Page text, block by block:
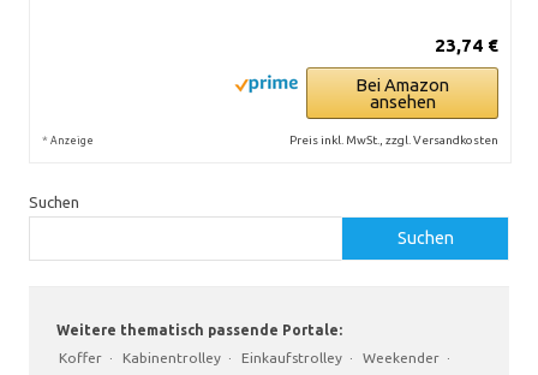
23,74 €
Bei Amazon
ansehen
* Anzeige Preis inkl. MwSt., zzgl. Versandkosten
Suchen
Suchen
Weitere thematisch passende Portale:
Koffer · Kabinentrolley · Einkaufstrolley · Weekender ·